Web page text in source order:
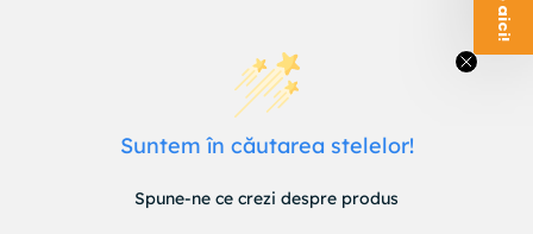
Suntem în căutarea stelelor!
Spune-ne ce crezi despre produs